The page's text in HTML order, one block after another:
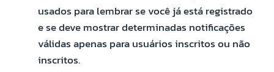
usados para lembrar se você já está registrado
e se deve mostrar determinadas notificações
válidas apenas para usuários inscritos ou não
inscritos.